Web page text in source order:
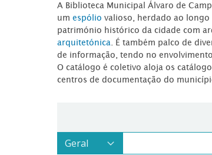
A Biblioteca Municipal Álvaro de
um espólio valioso, herdado ao
património histórico da cidade com
arquitetónica . É também palco de
de informação, tendo no
O catálogo é coletivo aloja os
centros de documentação do